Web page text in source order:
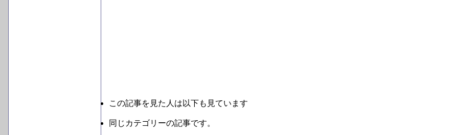
この記事を見た人は以下も見ています
同じカテゴリーの記事です。